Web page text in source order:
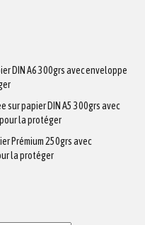
DIN A6 300grs avec enveloppe
sur papier DIN A5 300grs avec
la protéger
Prémium 250grs avec
la protéger